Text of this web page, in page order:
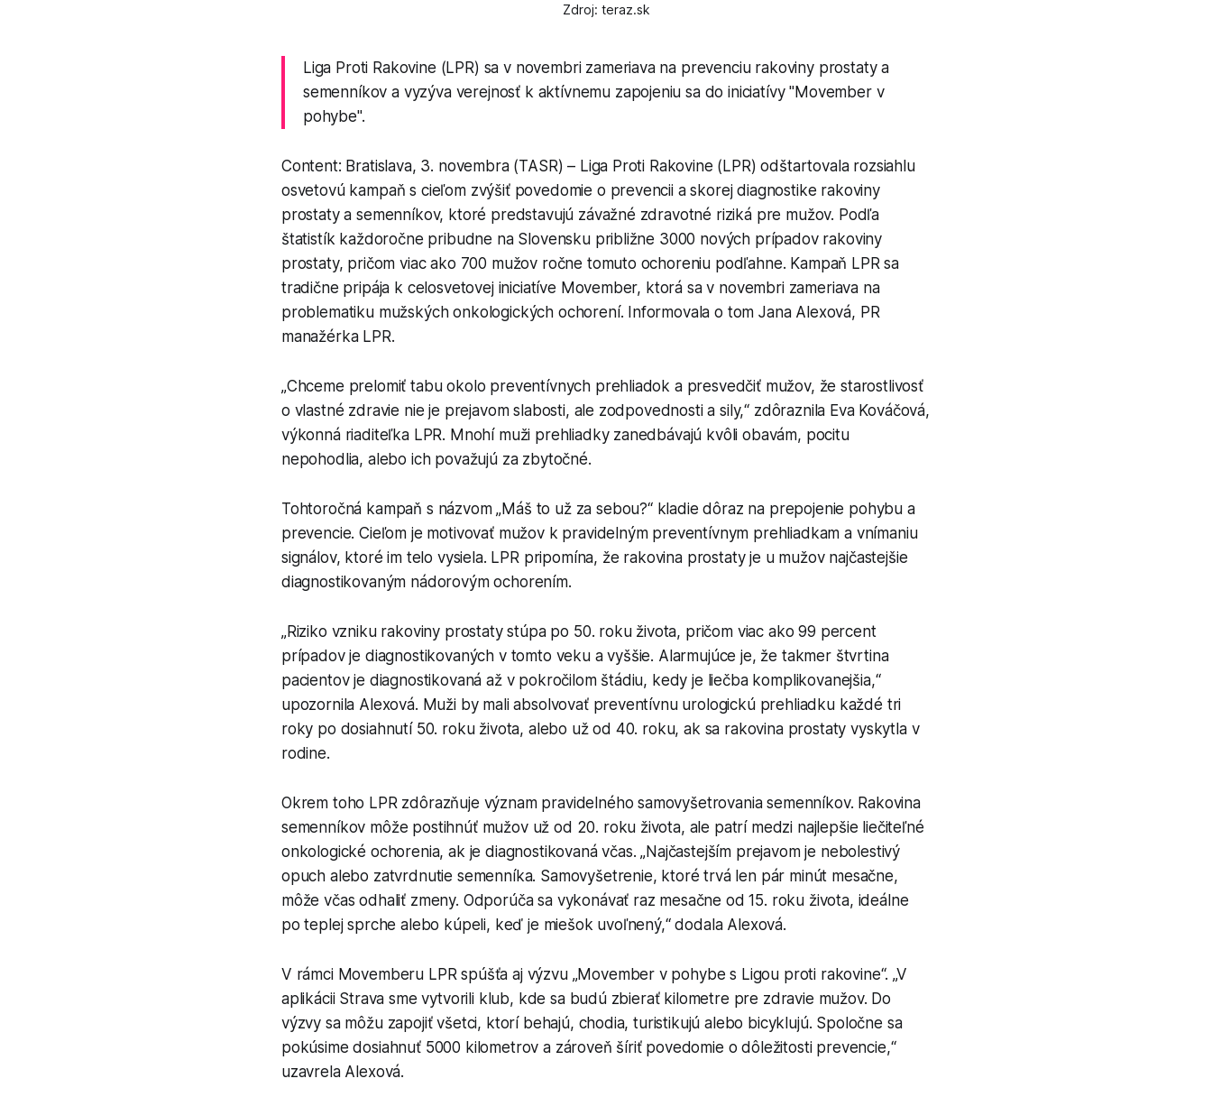
Zdroj: teraz.sk
Liga Proti Rakovine (LPR) sa v novembri zameriava na prevenciu rakoviny prostaty a
semenníkov a vyzýva verejnosť k aktívnemu zapojeniu sa do iniciatívy "Movember v
pohybe".
Content: Bratislava, 3. novembra (TASR) – Liga Proti Rakovine (LPR) odštartovala rozsiahlu
osvetovú kampaň s cieľom zvýšiť povedomie o prevencii a skorej diagnostike rakoviny
prostaty a semenníkov, ktoré predstavujú závažné zdravotné riziká pre mužov. Podľa
štatistík každoročne pribudne na Slovensku približne 3000 nových prípadov rakoviny
prostaty, pričom viac ako 700 mužov ročne tomuto ochoreniu podľahne. Kampaň LPR sa
tradične pripája k celosvetovej iniciatíve Movember, ktorá sa v novembri zameriava na
problematiku mužských onkologických ochorení. Informovala o tom Jana Alexová, PR
manažérka LPR.
„Chceme prelomiť tabu okolo preventívnych prehliadok a presvedčiť mužov, že starostlivosť
o vlastné zdravie nie je prejavom slabosti, ale zodpovednosti a sily,“ zdôraznila Eva Kováčová,
výkonná riaditeľka LPR. Mnohí muži prehliadky zanedbávajú kvôli obavám, pocitu
nepohodlia, alebo ich považujú za zbytočné.
Tohtoročná kampaň s názvom „Máš to už za sebou?“ kladie dôraz na prepojenie pohybu a
prevencie. Cieľom je motivovať mužov k pravidelným preventívnym prehliadkam a vnímaniu
signálov, ktoré im telo vysiela. LPR pripomína, že rakovina prostaty je u mužov najčastejšie
diagnostikovaným nádorovým ochorením.
„Riziko vzniku rakoviny prostaty stúpa po 50. roku života, pričom viac ako 99 percent
prípadov je diagnostikovaných v tomto veku a vyššie. Alarmujúce je, že takmer štvrtina
pacientov je diagnostikovaná až v pokročilom štádiu, kedy je liečba komplikovanejšia,“
upozornila Alexová. Muži by mali absolvovať preventívnu urologickú prehliadku každé tri
roky po dosiahnutí 50. roku života, alebo už od 40. roku, ak sa rakovina prostaty vyskytla v
rodine.
Okrem toho LPR zdôrazňuje význam pravidelného samovyšetrovania semenníkov. Rakovina
semenníkov môže postihnúť mužov už od 20. roku života, ale patrí medzi najlepšie liečiteľné
onkologické ochorenia, ak je diagnostikovaná včas. „Najčastejším prejavom je nebolestivý
opuch alebo zatvrdnutie semenníka. Samovyšetrenie, ktoré trvá len pár minút mesačne,
môže včas odhaliť zmeny. Odporúča sa vykonávať raz mesačne od 15. roku života, ideálne
po teplej sprche alebo kúpeli, keď je miešok uvoľnený,“ dodala Alexová.
V rámci Movemberu LPR spúšťa aj výzvu „Movember v pohybe s Ligou proti rakovine“. „V
aplikácii Strava sme vytvorili klub, kde sa budú zbierať kilometre pre zdravie mužov. Do
výzvy sa môžu zapojiť všetci, ktorí behajú, chodia, turistikujú alebo bicyklujú. Spoločne sa
pokúsime dosiahnuť 5000 kilometrov a zároveň šíriť povedomie o dôležitosti prevencie,“
uzavrela Alexová.